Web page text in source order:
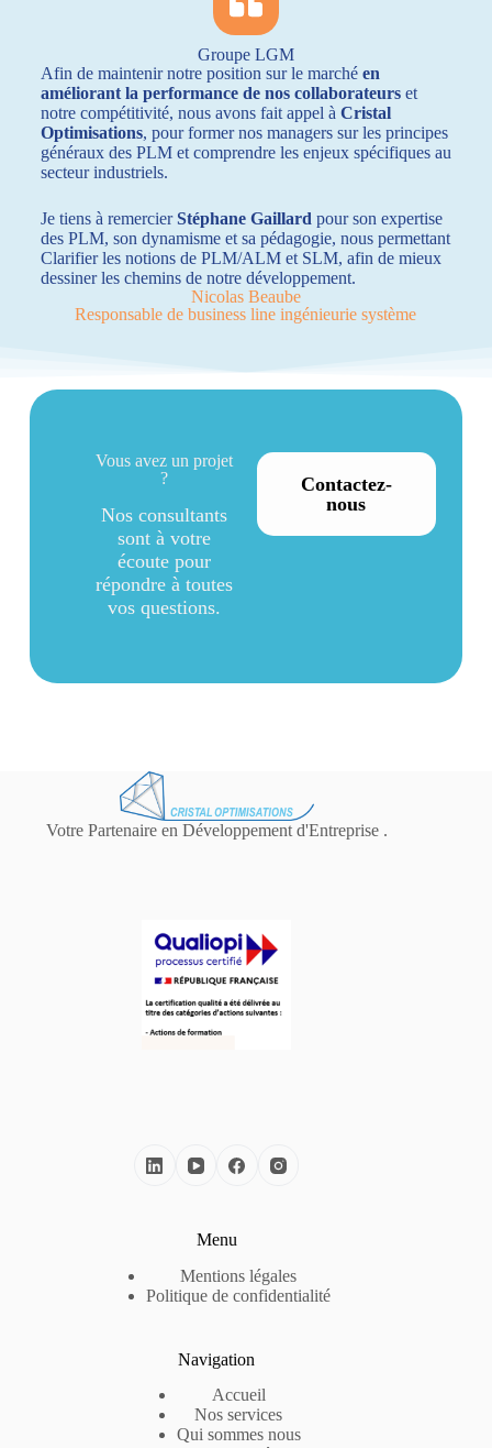
Groupe LGM
Afin de maintenir notre position sur le marché en
améliorant la performance de nos collaborateurset
notre compétitivité, nous avons fait appel à Cristal
Optimisations, pour former nos managers sur les principes
généraux des PLM et comprendre les enjeux spécifiques au
secteurindustriels.
Je tiens à remercierStéphane Gaillard pour son expertise
des PLM, son dynamisme et sa pédagogie, nous permettant
Clarifier les notions de PLM/ALM et SLM, afin de mieux
dessiner les chemins de notre développement.
Nicolas Beaube
Responsable de business line ingénieurie système
Vous avez un projet
?
Nos consultants
sont à votre
écoute pour
répondre à toutes
vos questions.
Contactez-
nous
Votre Partenaire en Développement d'Entreprise .
Menu
Mentions légales
Politique de confidentialité
Navigation
Accueil
Nos services
Qui sommes nous